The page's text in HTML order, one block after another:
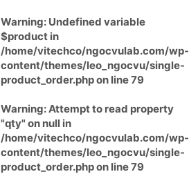
Warning: Undefined variable
$product in
/home/vitechco/ngocvulab.com/wp-
content/themes/leo_ngocvu/single-
product_order.phpon line79
Warning: Attempt to read property
"qty" on null in
/home/vitechco/ngocvulab.com/wp-
content/themes/leo_ngocvu/single-
product_order.phpon line79